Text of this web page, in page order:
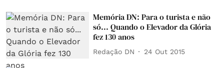
Memória DN: Para o turista e não
só... Quando o Elevador da Glória
fez 130 anos
Redação DN 24 Out 2015